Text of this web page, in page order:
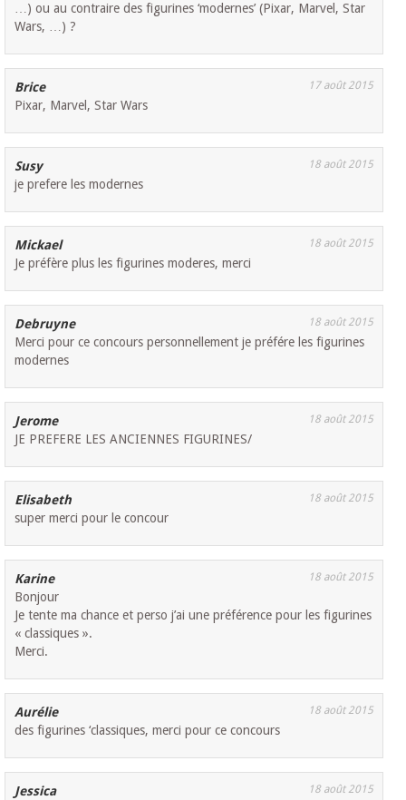
…) ou au contraire des figurines ‘modernes’ (Pixar, Marvel, Star
Wars, …) ?
Brice 17 août 2015
Pixar, Marvel, Star Wars
Susy 18 août 2015
je prefere les modernes
Mickael 18 août 2015
Je préfère plus les figurines moderes, merci
Debruyne 18 août 2015
Merci pour ce concours personnellement je préfére les figurines
modernes
Jerome 18 août 2015
JE PREFERE LES ANCIENNES FIGURINES/
Elisabeth 18 août 2015
super merci pour le concour
Karine 18 août 2015
Bonjour
Je tente ma chance et perso j’ai une préférence pour les figurines
« classiques ».
Merci.
Aurélie 18 août 2015
des figurines ‘classiques, merci pour ce concours
Jessica 18 août 2015